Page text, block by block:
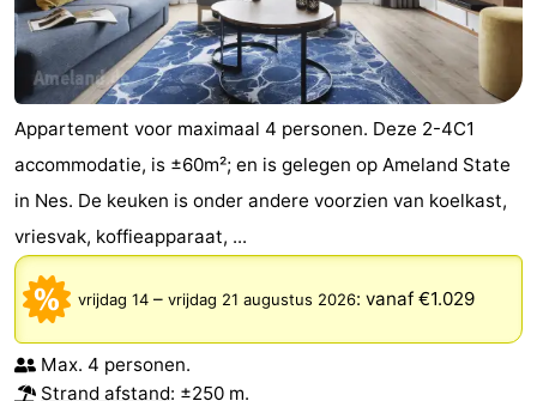
Appartement voor maximaal 4 personen. Deze 2-4C1
accommodatie, is ±60m²; en is gelegen op Ameland State
in Nes. De keuken is onder andere voorzien van koelkast,
vriesvak, koffieapparaat, ...
vrijdag 14 – vrijdag 21 augustus 2026: vanaf €1.029
Max. 4 personen.
Strand afstand: ±250 m.